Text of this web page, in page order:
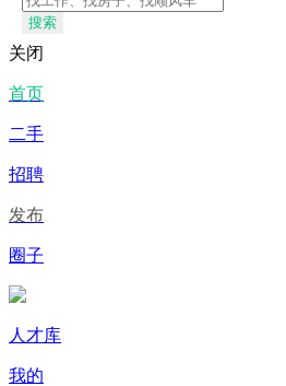
搜索
关闭
首页
二手
招聘
发布
圈子
人才库
我的